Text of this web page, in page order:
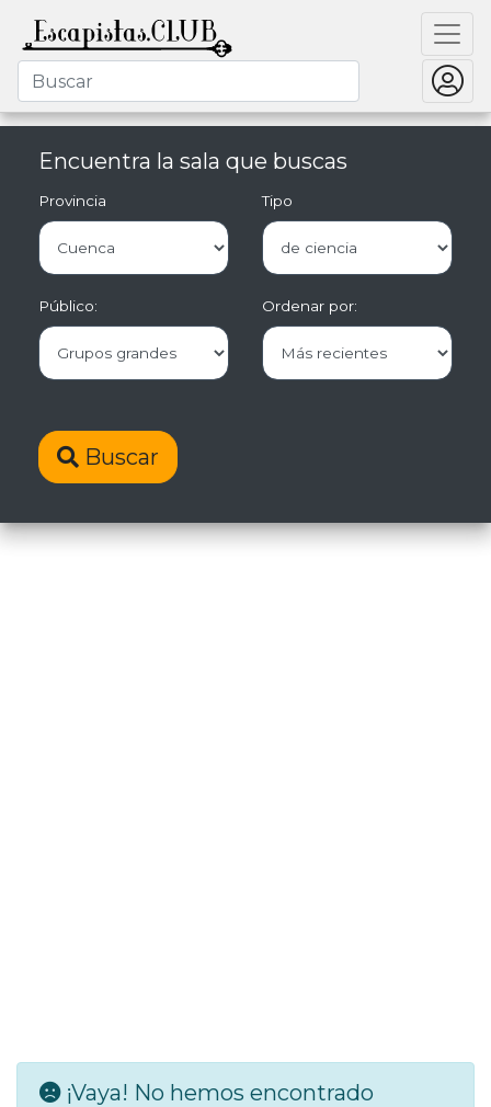
Encuentra la sala que buscas
Provincia Tipo
Público: Ordenar por:
Buscar
¡Vaya! No hemos encontrado